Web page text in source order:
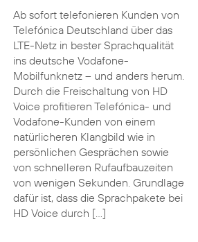
Ab sofort telefonieren Kunden von
Telefónica Deutschland über das
LTE-Netz in bester Sprachqualität
ins deutsche Vodafone-
Mobilfunknetz – und anders herum.
Durch die Freischaltung von HD
Voice profitieren Telefónica- und
Vodafone-Kunden von einem
natürlicheren Klangbild wie in
persönlichen Gesprächen sowie
von schnelleren Rufaufbauzeiten
von wenigen Sekunden. Grundlage
dafür ist, dass die Sprachpakete bei
HD Voice durch […]